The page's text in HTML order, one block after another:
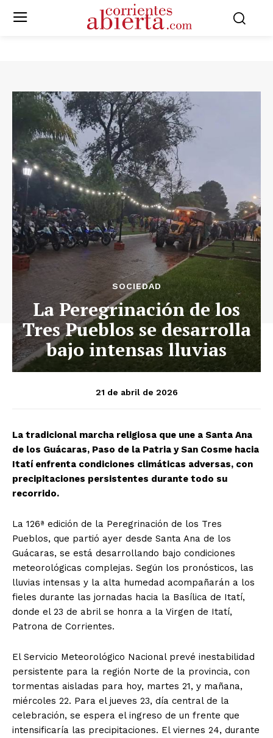
SOCIEDAD
La Peregrinación de los
Tres Pueblos se desarrolla
bajo intensas lluvias
21 de abril de 2026
La tradicional marcha religiosa que une a Santa Ana
de los Guácaras, Paso de la Patria y San Cosme hacia
Itatí enfrenta condiciones climáticas adversas, con
precipitaciones persistentes durante todo su
recorrido.
La 126ª edición de la Peregrinación de los Tres
Pueblos, que partió ayer desde Santa Ana de los
Guácaras, se está desarrollando bajo condiciones
meteorológicas complejas. Según los pronósticos, las
lluvias intensas y la alta humedad acompañarán a los
fieles durante las jornadas hacia la Basílica de Itatí,
donde el 23 de abril se honra a la Virgen de Itatí,
Patrona de Corrientes.
El Servicio Meteorológico Nacional prevé inestabilidad
persistente para la región Norte de la provincia, con
tormentas aisladas para hoy, martes 21, y mañana,
miércoles 22. Para el jueves 23, día central de la
celebración, se espera el ingreso de un frente que
intensificaría las precipitaciones. El viernes 24, durante